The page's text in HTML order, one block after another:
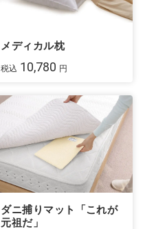
メディカル枕
税込 10,780 円
ダニ捕りマット「これが
元祖だ」